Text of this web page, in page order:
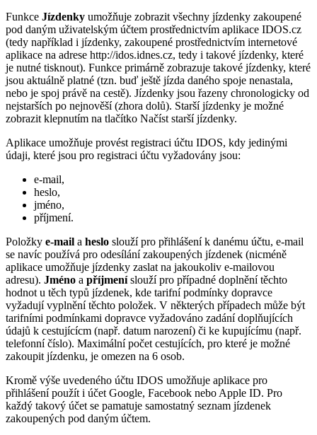
Funkce Jízdenky umožňuje zobrazit všechny jízdenky zakoupené
pod daným uživatelským účtem prostřednictvím aplikace IDOS.cz
(tedy například i jízdenky, zakoupené prostřednictvím internetové
aplikace na adrese http://idos.idnes.cz, tedy i takové jízdenky, které
je nutné tisknout). Funkce primárně zobrazuje takové jízdenky, které
jsou aktuálně platné (tzn. buď ještě jízda daného spoje nenastala,
nebo je spoj právě na cestě). Jízdenky jsou řazeny chronologicky od
nejstarších po nejnověší (zhora dolů). Starší jízdenky je možné
zobrazit klepnutím na tlačítko Načíst starší jízdenky.
Aplikace umožňuje provést registraci účtu IDOS, kdy jedinými
údaji, které jsou pro registraci účtu vyžadovány jsou:
e-mail,
heslo,
jméno,
příjmení.
Položky e-mail a heslo slouží pro přihlášení k danému účtu, e-mail
se navíc používá pro odesílání zakoupených jízdenek (nicméně
aplikace umožňuje jízdenky zaslat na jakoukoliv e-mailovou
adresu). Jméno a příjmeníslouží pro případné doplnění těchto
hodnot u těch typů jízdenek, kde tarifní podmínky dopravce
vyžadují vyplnění těchto položek. V některých případech může být
tarifními podmínkami dopravce vyžadováno zadání doplňujících
údajů k cestujícícm (např. datum narození) či ke kupujícímu (např.
telefonní číslo). Maximální počet cestujících, pro které je možné
zakoupit jízdenku, je omezen na 6 osob.
Kromě výše uvedeného účtu IDOS umožňuje aplikace pro
přihlášení použít i účet Google, Facebook nebo Apple ID. Pro
každý takový účet se pamatuje samostatný seznam jízdenek
zakoupených pod daným účtem.